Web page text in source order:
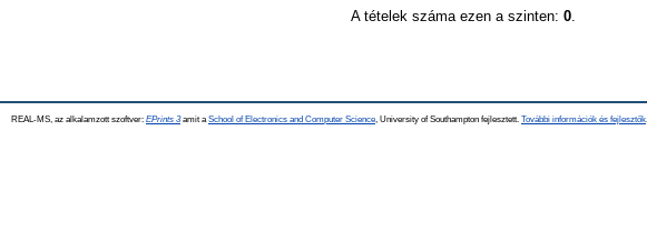
A tételek száma ezen a szinten: 0.
REAL-MS, az alkalamzott szoftver: EPrints 3amit a School of Electronics and Computer Science , University of Southampton fejlesztett. További információk és fejlesztők